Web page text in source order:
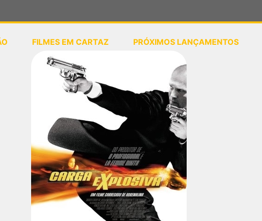
ou selecione sua localização
FILMES EM CARTAZ PRÓXIMOS LANÇAMENTOS